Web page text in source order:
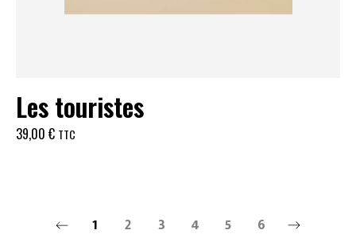
Les touristes
39,00 € TTC
1 2 3 4 5 6